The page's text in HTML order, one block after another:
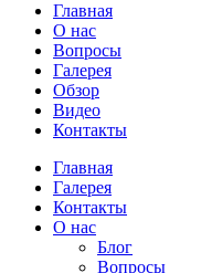
Главная
О нас
Вопросы
Галерея
Обзор
Видео
Контакты
Главная
Галерея
Контакты
О нас
Блог
Вопросы